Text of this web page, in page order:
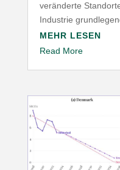
verän­derte
Industrie
MEHR LESEN
Read More